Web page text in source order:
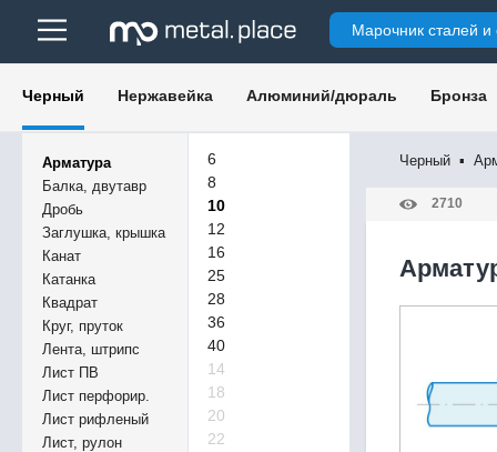
Марочник сталей и
Черный Нержавейка Алюминий/дюраль Бронза
Арматура
Балка, двутавр
Дробь
Заглушка, крышка
Канат
Катанка
Квадрат
Круг, пруток
Лента, штрипс
Лист ПВ
Лист перфорир.
Лист рифленый
Лист, рулон
6
8
10
12
16
25
28
36
40
14
18
20
22
Черный ▪
2710